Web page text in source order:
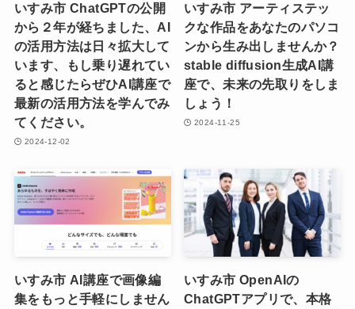
いすみ市 ChatGPTの公開
から２年が経ちました、AI
の活用方法は日々拡大して
います、もし乗り遅れてい
ると感じたらぜひAI講座で
最新の活用方法を学んでみ
てください。
2024-12-02
いすみ市 アーティステッ
クな作品をあなたのパソコ
ンから生み出しませんか？
stable diffusion生成AI講
座で、未来の先取りをしま
しょう！
2024-11-25
いすみ市 AI講座で画像編
集をもっと手軽にしません
いすみ市 OpenAIの
ChatGPTアプリで、本格